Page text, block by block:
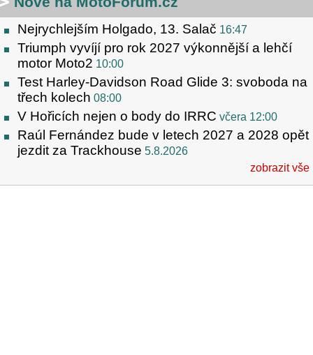
Nejrychlejším Holgado, 13. Salač 16:47
Triumph vyvíjí pro rok 2027 výkonnější a lehčí
motor Moto2 10:00
Test Harley-Davidson Road Glide 3: svoboda na
třech kolech 08:00
V Hořicích nejen o body do IRRC včera 12:00
Raúl Fernández bude v letech 2027 a 2028 opět
jezdit za Trackhouse 5.8.2026
zobrazit vše